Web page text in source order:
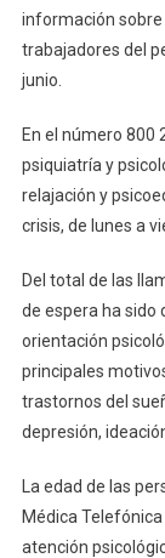
información
trabajadores del
junio.
En el número 800
psiquiatría y
relajación y
crisis, de lunes a
Del total de las
de espera ha sido
orientación
principales
trastornos del
depresión,
La edad de las
Médica
atención